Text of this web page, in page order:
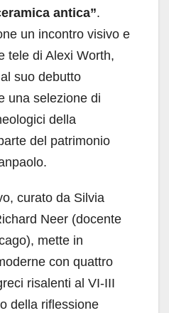
antica”.
un incontro visivo e
tele di Alexi Worth,
suo debutto
una selezione di
della
del patrimonio
curato da Silvia
Neer (docente
mette in
con quattro
risalenti al VI-III
della riflessione